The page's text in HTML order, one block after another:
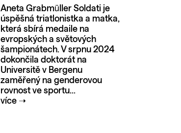
Aneta Grabmüller Soldati je
úspěšná triatlonistka a matka,
která sbírá medaile na
evropských a světových
šampionátech. V srpnu 2024
dokončila doktorát na
Universitě v Bergenu
zaměřený na genderovou
rovnost ve sportu...
více ➝